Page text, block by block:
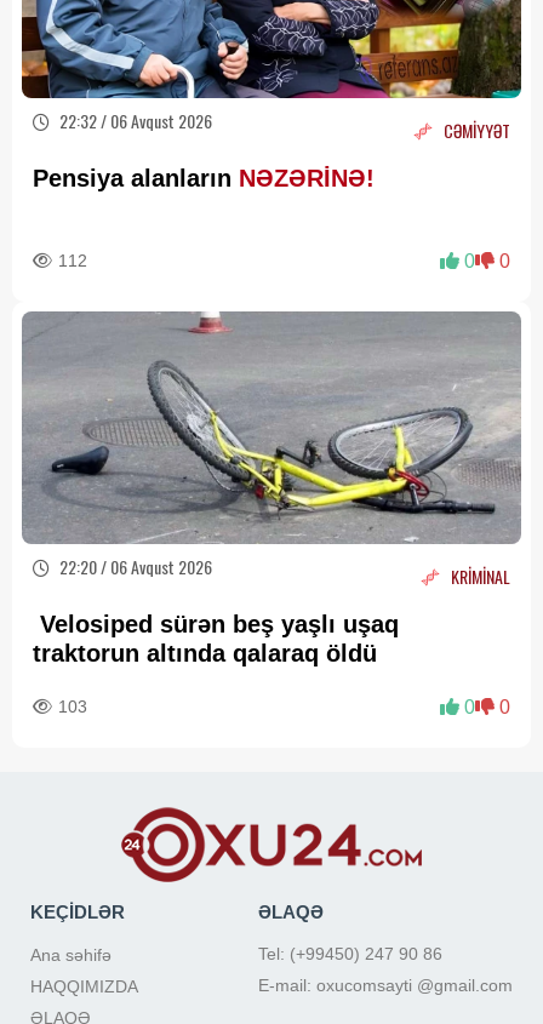
22:32 / 06 Avqust 2026 CƏMİYYƏT
Pensiya alanların NƏZƏRİNƏ!
112 0 0
22:20 / 06 Avqust 2026 KRİMİNAL
Velosiped sürən beş yaşlı uşaq
traktorun altında qalaraq öldü
103 0 0
KEÇİDLƏR
Ana səhifə
HAQQIMIZDA
ƏLAQƏ
ƏLAQƏ
Tel: (+99450) 247 90 86
E-mail: oxucomsayti @gmail.com